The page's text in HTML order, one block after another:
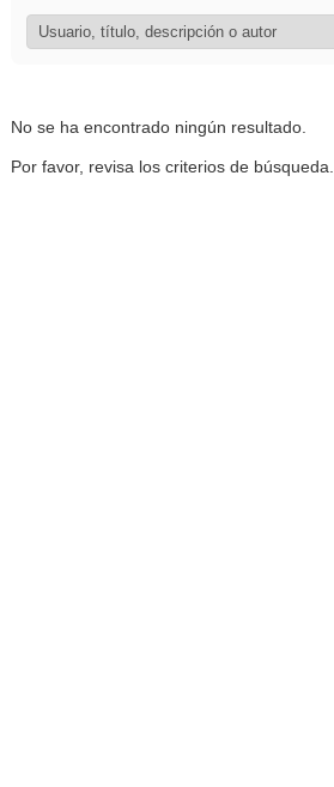
No se ha encontrado ningún resultado.
Por favor, revisa los criterios de búsqueda.